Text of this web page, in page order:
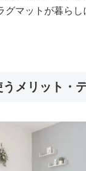
グマットが暮らし
メリット・